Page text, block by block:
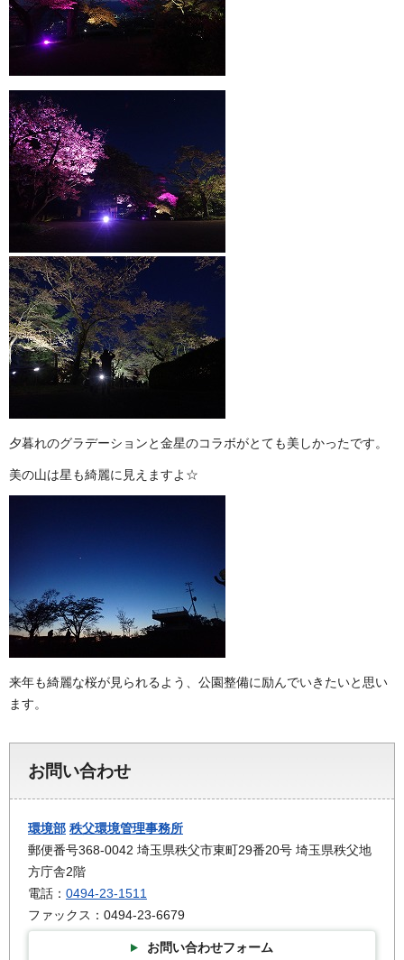
夕暮れのグラデーションと金星のコラボがとても美しかったです。
美の山は星も綺麗に見えますよ☆
来年も綺麗な桜が見られるよう、公園整備に励んでいきたいと思い
ます。
お問い合わせ
環境部 秩父環境管理事務所
郵便番号368-0042 埼玉県秩父市東町29番20号 埼玉県秩父地
方庁舎2階
電話： 0494-23-1511
ファックス：0494-23-6679
お問い合わせフォーム